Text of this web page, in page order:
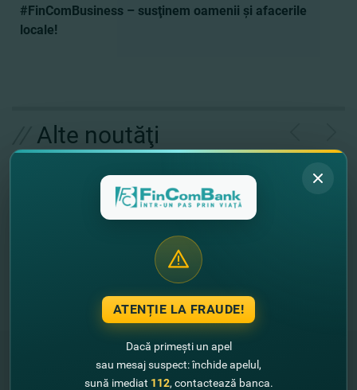
#FinComBusiness – susţinem oamenii şi afacerile
locale!
Alte noutăţi
ATENȚIE LA FRAUDE!
Dacă primești un apel
sau mesaj suspect: închide apelul,
sună imediat 112, contactează banca.